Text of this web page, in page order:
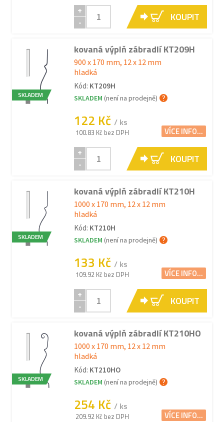
+
-
KOUPIT
SKLADEM
kovaná výplň zábradlí KT209H
900 x 170 mm, 12 x 12 mm
hladká
Kód: KT209H
SKLADEM (není na prodejně)
122 Kč / ks
100.83 Kč bez DPH VÍCE INFO...
+
-
KOUPIT
SKLADEM
kovaná výplň zábradlí KT210H
1000 x 170 mm, 12 x 12 mm
hladká
Kód: KT210H
SKLADEM (není na prodejně)
133 Kč / ks
109.92 Kč bez DPH VÍCE INFO...
+
-
KOUPIT
SKLADEM
kovaná výplň zábradlí KT210HO
1000 x 170 mm, 12 x 12 mm
hladká
Kód: KT210HO
SKLADEM (není na prodejně)
254 Kč / ks
209.92 Kč bez DPH VÍCE INFO...